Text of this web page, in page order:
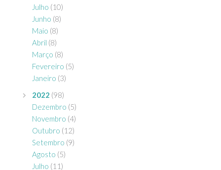
Julho (10)
Junho (8)
Maio (8)
Abril (8)
Março (8)
Fevereiro (5)
Janeiro (3)
2022 (98)
Dezembro (5)
Novembro (4)
Outubro (12)
Setembro (9)
Agosto (5)
Julho (11)